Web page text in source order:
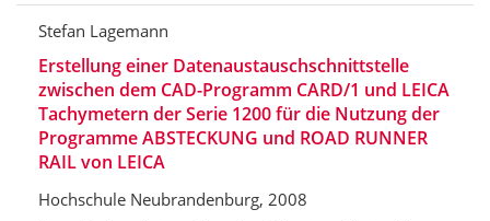
Stefan Lagemann
Erstellung einer Datenaustauschschnittstelle
zwischen dem CAD-Programm CARD/1 und LEICA
Tachymetern der Serie 1200 für die Nutzung der
Programme ABSTECKUNG und ROAD RUNNER
RAIL von LEICA
Hochschule Neubrandenburg, 2008